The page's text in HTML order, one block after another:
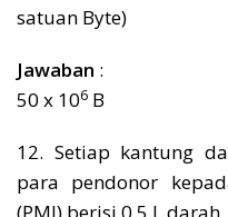
satuan Byte)
Jawaban :
50 x 106 B
12. Setiap kantung
para pendonor